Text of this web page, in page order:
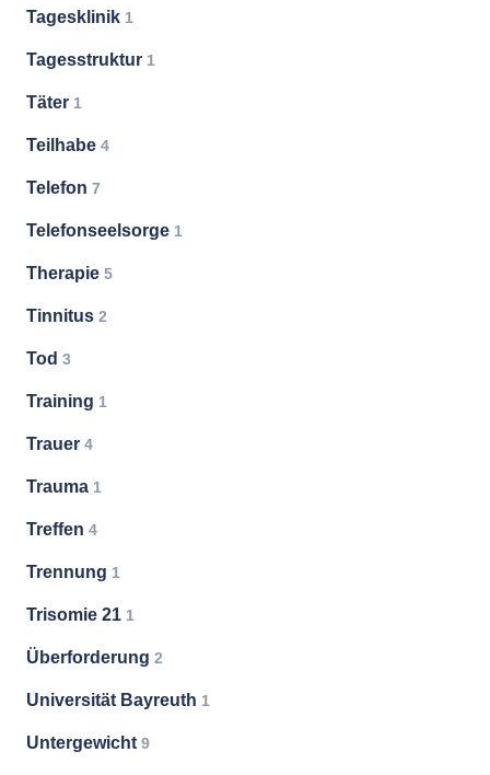
Tagesklinik 1
Tagesstruktur 1
Täter 1
Teilhabe 4
Telefon 7
Telefonseelsorge 1
Therapie 5
Tinnitus 2
Tod 3
Training 1
Trauer 4
Trauma 1
Treffen 4
Trennung 1
Trisomie 21 1
Überforderung 2
Universität Bayreuth 1
Untergewicht 9